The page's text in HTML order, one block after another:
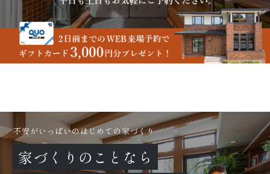
不安がいっぱいのはじめての家づくり
家づくりのことなら